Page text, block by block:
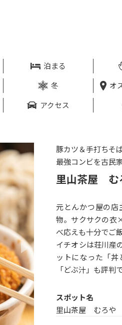
泊まる
冬 オ
アクセス
Next
豚カツ＆手打ちそ
最強コンビを古民家
里山茶屋 む
元とんかつ屋の
物。サクサクの衣
べ応えも十分でご
イチオシは荘川産
ットになった「
「どぶ汁」も評判
スポット名
里山茶屋 むろや